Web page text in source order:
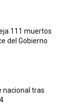
111 muertos
del Gobierno
nacional tras